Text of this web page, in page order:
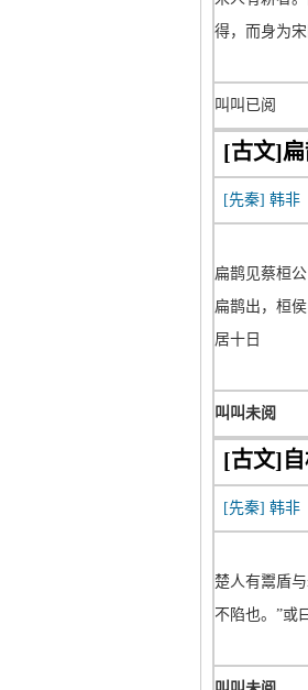
得，而身为宋
叫叫已阅
[古文]
[先秦] 韩非
扁鹊见蔡桓
扁鹊出，桓
居十日
叫叫未阅
[古文]
[先秦] 韩非
楚人有鬻盾
不陷也。”或